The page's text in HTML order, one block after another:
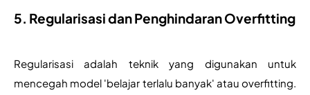
5. Regularisasi dan Penghindaran Overfitting
Regularisasi adalah teknik yang digunakan untuk
mencegah model 'belajar terlalu banyak' atau overfitting.